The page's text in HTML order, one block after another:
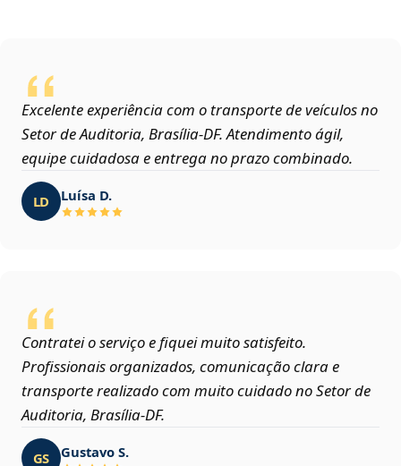
Excelente experiência com o transporte de veículos no
Setor de Auditoria, Brasília‑DF. Atendimento ágil,
equipe cuidadosa e entrega no prazo combinado.
LD Luísa D.
Contratei o serviço e fiquei muito satisfeito.
Profissionais organizados, comunicação clara e
transporte realizado com muito cuidado no Setor de
Auditoria, Brasília‑DF.
GS Gustavo S.